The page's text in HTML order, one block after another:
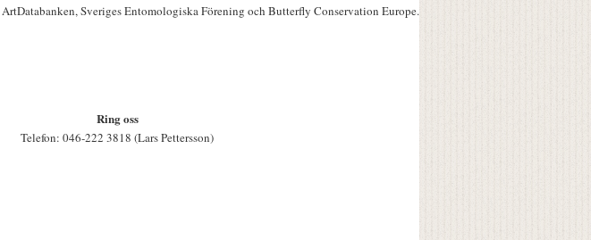
Sveriges Entomologiska Förening och Butterfly Conservation Europe.
Ring oss
Telefon: 046-222 3818 (Lars Pettersson)